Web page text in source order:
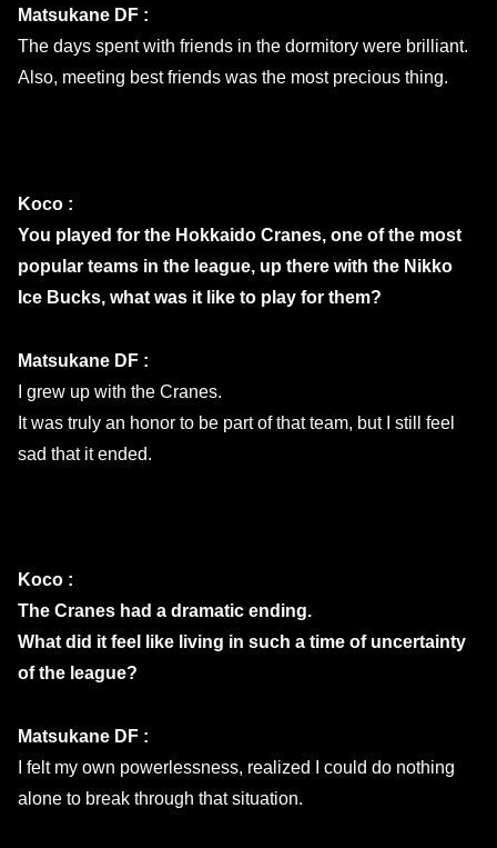
Matsukane DF :
The days spent with friends in the dormitory were brilliant.
Also, meeting best friends was the most precious thing.
Koco :
You played for the Hokkaido Cranes, one of the most
popular teams in the league, up there with the Nikko
Ice Bucks, what was it like to play for them?
Matsukane DF :
I grew up with the Cranes.
It was truly an honor to be part of that team, but I still feel
sad that it ended.
Koco :
The Cranes had a dramatic ending.
What did it feel like living in such a time of uncertainty
of the league?
Matsukane DF :
I felt my own powerlessness, realized I could do nothing
alone to break through that situation.